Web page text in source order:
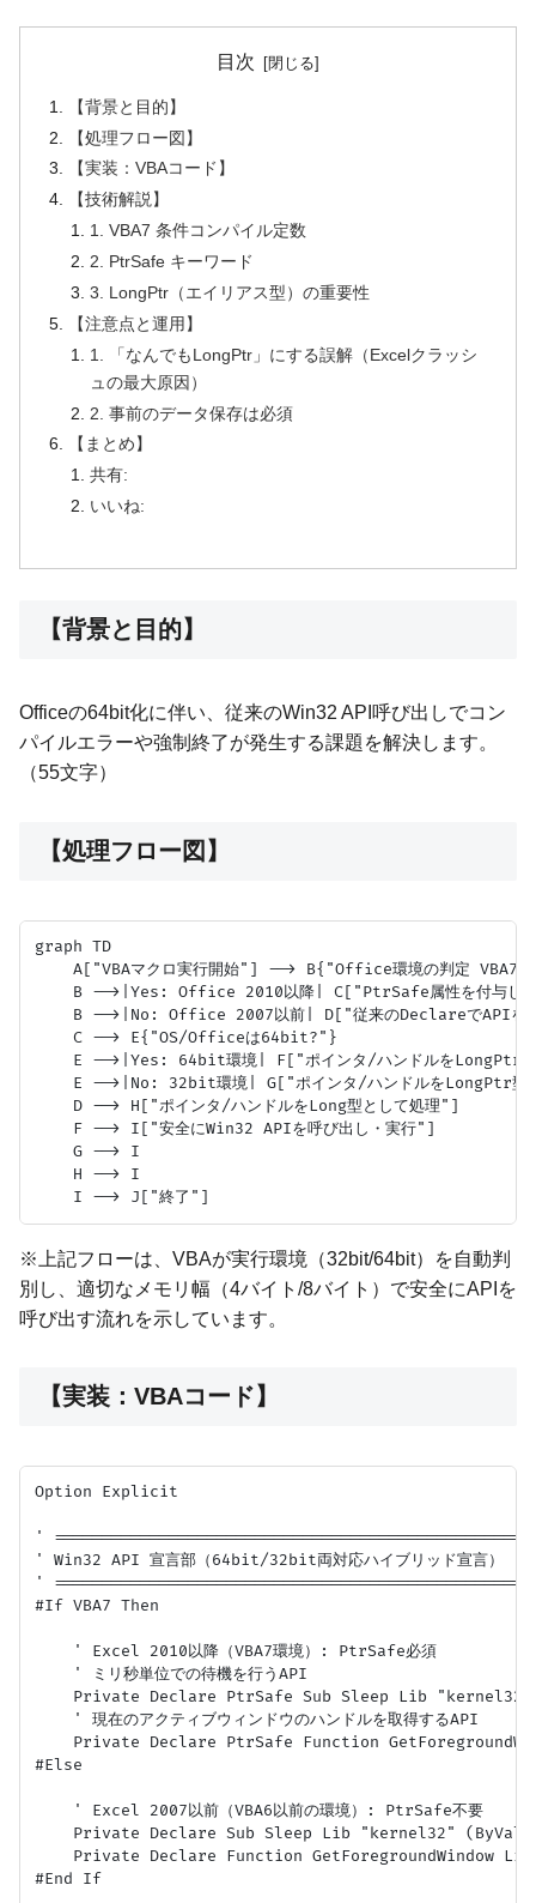
目次
【背景と目的】
【処理フロー図】
【実装：VBAコード】
【技術解説】
1. VBA7 条件コンパイル定数
2. PtrSafe キーワード
3. LongPtr（エイリアス型）の重要性
【注意点と運用】
1. 「なんでもLongPtr」にする誤解（Excelクラッシ
ュの最大原因）
2. 事前のデータ保存は必須
【まとめ】
共有:
いいね:
【背景と目的】
Officeの64bit化に伴い、従来のWin32 API呼び出しでコン
パイルエラーや強制終了が発生する課題を解決します。
（55文字）
【処理フロー図】
graph TD
A["VBAマクロ実行開始"] --> B{"Office環境の判定
B -->|Yes: Office 2010以降| C["PtrSafe属性を付与し
B -->|No: Office 2007以前| D["従来のDeclareでAPIを
    C --> E{"OS/Officeは64bit?"}
E -->|Yes: 64bit環境| F["ポインタ/ハンドルをLongPtr型
E -->|No: 32bit環境| G["ポインタ/ハンドルをLongPtr型
    D --> H["ポインタ/ハンドルをLong型として処理"]
    F --> I["安全にWin32 APIを呼び出し・実行"]
    G --> I
    H --> I
※上記フローは、VBAが実行環境（32bit/64bit）を自動判
別し、適切なメモリ幅（4バイト/8バイト）で安全にAPIを
呼び出す流れを示しています。
【実装：VBAコード】
Option Explicit
'
' Win32 API 宣言部（64bit/32bit両対応ハイブリッド宣言）
'
#If VBA7 Then
    ' Excel 2010以降（VBA7環境）: PtrSafe必須
    ' ミリ秒単位での待機を行うAPI
Private Declare PtrSafe Sub Sleep Lib
    ' 現在のアクティブウィンドウのハンドルを取得するAPI
Private Declare PtrSafe Function
#Else
    ' Excel 2007以前（VBA6以前の環境）: PtrSafe不要
Private Declare Sub Sleep Lib "kernel32" (ByVal
Private Declare Function GetForegroundWindow
#End If